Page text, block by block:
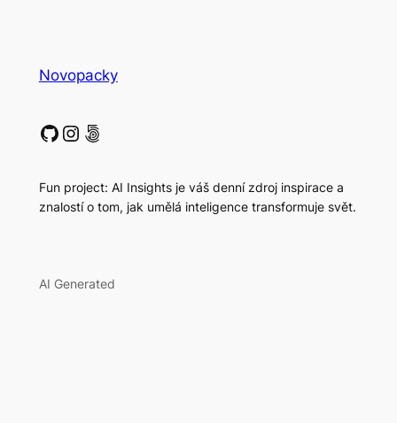
Novopacky
GitHub Instagram 500px
Fun project: AI Insights je váš denní zdroj inspirace a
znalostí o tom, jak umělá inteligence transformuje svět.
AI Generated